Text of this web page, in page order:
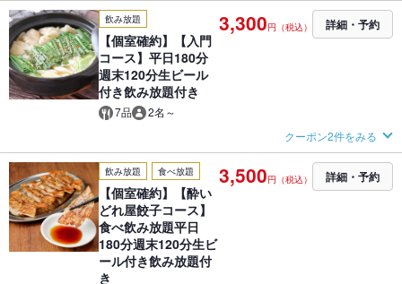
飲み放題
【個室確約】【入門
コース】平日180分
週末120分生ビール
付き飲み放題付き
7品 2名～
3,300円（税込） 詳細・予約
クーポン2件をみる
飲み放題 食べ放題
【個室確約】【酔い
どれ屋餃子コース】
食べ飲み放題平日
180分週末120分生ビ
ール付き飲み放題付
き
3,500円（税込） 詳細・予約